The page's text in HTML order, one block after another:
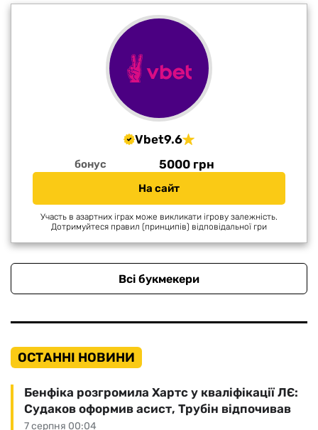
Vbet9.6
бонус 5000 грн
На сайт
Участь в азартних іграх може викликати ігрову залежність.
Дотримуйтеся правил (принципів) відповідальної гри
Всі букмекери
ОСТАННІ НОВИНИ
7 серпня 00:04
Бенфіка розгромила Хартс у кваліфікації ЛЄ:
Судаков оформив асист, Трубін відпочивав